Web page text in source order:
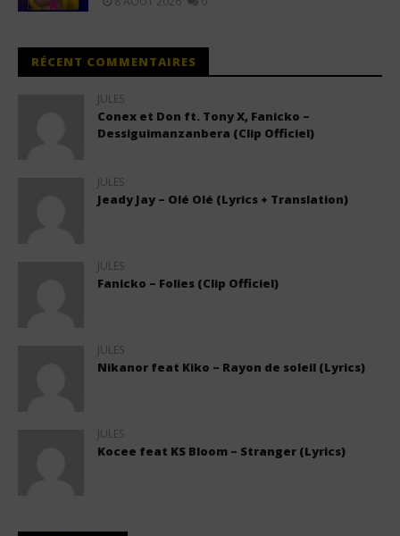
RÉCENT COMMENTAIRES
JULES
Conex et Don ft. Tony X, Fanicko –
Dessiguimanzanbera (Clip Officiel)
JULES
Jeady Jay – Olé Olé (Lyrics + Translation)
JULES
Fanicko – Folies (Clip Officiel)
JULES
Nikanor feat Kiko – Rayon de soleil (Lyrics)
JULES
Kocee feat KS Bloom – Stranger (Lyrics)